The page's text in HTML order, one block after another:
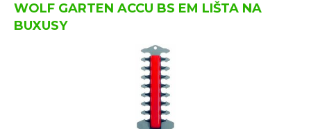
WOLF GARTEN ACCU BS EM LIŠTA NA
BUXUSY